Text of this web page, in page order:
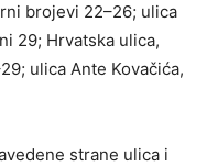
brojevi 22–26; ulica
29; Hrvatska ulica,
ulica Ante Kovačića,
strane ulica i